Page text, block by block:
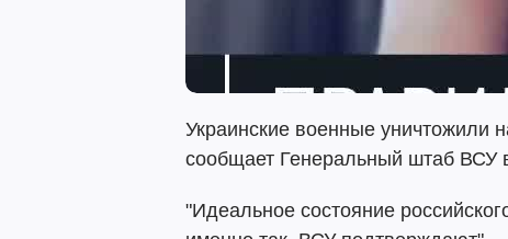
Украинские военные уничтожили
сообщает Генеральный штаб ВСУ
"Идеальное состояние